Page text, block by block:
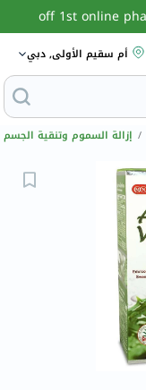
أم سقيم الأولى, دبي
/ إزالة السموم وتنقية الجسم